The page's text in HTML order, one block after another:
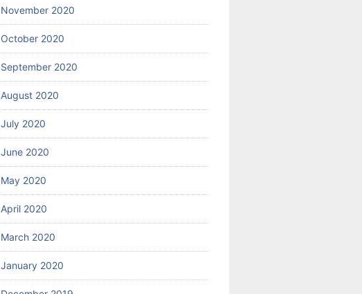
November 2020
October 2020
September 2020
August 2020
July 2020
June 2020
May 2020
April 2020
March 2020
January 2020